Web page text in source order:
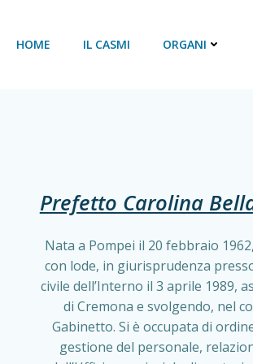
HOME IL CASMI ORGANI
Prefetto Carolina
Nata a Pompei il 20 febbraio
con lode, in giurisprudenza
civile dell’Interno il 3 aprile 1989,
di Cremona e svolgendo, nel
Gabinetto. Si è occupata di
gestione del personale,